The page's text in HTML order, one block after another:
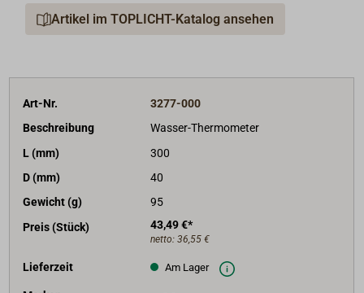
Artikel im TOPLICHT-Katalog ansehen
Art-Nr.
3277-000
Beschreibung
Wasser-Thermometer
L (mm)
300
D (mm)
40
Gewicht (g)
95
Preis (Stück)
43,49 €*
netto: 36,55 €
Lieferzeit Am Lager